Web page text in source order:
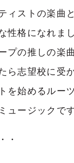
ィストの楽曲
性格になれま
プの推しの楽
ら志望校に受
を始めるルー
ュージックです
・